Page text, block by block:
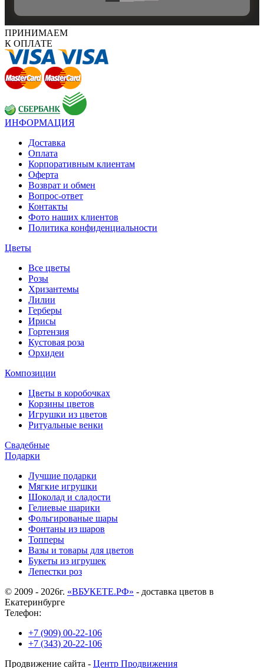
ПРИНИМАЕМ
К ОПЛАТЕ
ИНФОРМАЦИЯ
Доставка
Оплата
Корпоративным клиентам
Оферта
Возврат и обмен
Вопрос-ответ
Контакты
Фото наших клиентов
Политика конфиденциальности
Цветы
Все цветы
Розы
Хризантемы
Лилии
Герберы
Ирисы
Гортензия
Кустовая роза
Орхидеи
Композиции
Цветы в коробочках
Корзины цветов
Игрушки из цветов
Ритуальные венки
Свадебные
Подарки
Лучшие подарки
Мягкие игрушки
Шоколад и сладости
Гелиевые шарики
Фольгированые шары
Фонтаны из шаров
Топперы
Вазы и товары для цветов
Букеты из игрушек
Лепестки роз
© 2009 - 2026г. «ВБУКЕТЕ.РФ» - доставка цветов в
Екатеринбурге
Телефон:
+7 (909) 00-22-106
+7 (343) 20-22-106
Продвижение сайта - Центр Продвижения